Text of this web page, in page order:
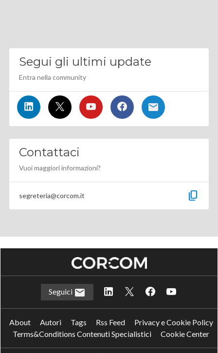
Segui gli ultimi update
Entra nella community
Contattaci
Vuoi maggiori informazioni?
segreteria@corcom.it content_copy
Seguici
About Autori Tags Rss Feed
Privacy e Cookie Policy
Terms&Conditions Contenuti Specialistici
Cookie Center